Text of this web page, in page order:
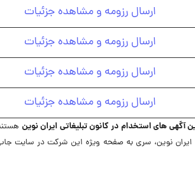
ارسال رزومه و مشاهده جزئیات
ارسال رزومه و مشاهده جزئیات
ارسال رزومه و مشاهده جزئیات
ارسال رزومه و مشاهده جزئیات
آگهی های استخدام در کانون تبلیغاتی ایران نوین
نوین، سری به صفحه ویژه این شرکت در ‌سایت